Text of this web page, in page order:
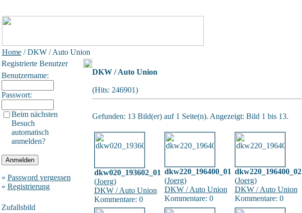
Home/ DKW / Auto Union
Registrierte Benutzer
Benutzername:
Passwort:
Beim nächsten
Besuch
automatisch
anmelden?
» Password vergessen
» Registrierung
Zufallsbild
DKW / Auto Union
(Hits: 246901)
Gefunden: 13 Bild(er) auf 1 Seite(n). Angezeigt: Bild 1 bis 13.
dkw020_193602_01
(Joerg)
DKW / Auto Union
Kommentare: 0
dkw220_196400_01
(Joerg)
DKW / Auto Union
Kommentare: 0
dkw220_196400_02
(Joerg)
DKW / Auto Union
Kommentare: 0